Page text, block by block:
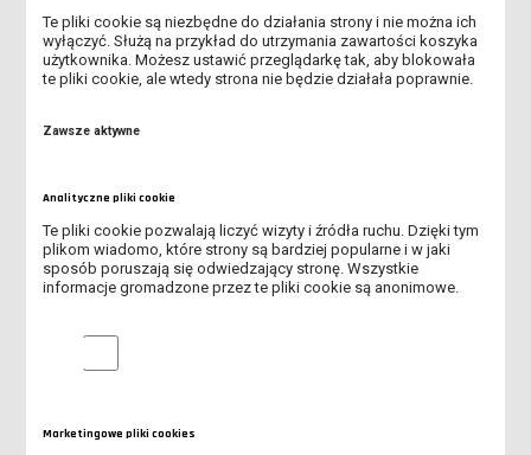
OSTATNIE DNI I NABORU NA STUDIA W ANS LESZNO!
V MIĘDZYNARODOWA KONFERENCJA "PEDAGOGIKA DZIECKA.
ABSOLUTORIA 2026 - KOLEJNY ROCZNIK ABSOLWENTÓW ANS
LESZNO ODEBRAŁ DYPLOMY
TECHNOLOGII ANS W LESZNIE
Te pliki cookie są niezbędne do działania strony i nie można ich
wyłączyć. Służą na przykład do utrzymania zawartości koszyka
użytkownika. Możesz ustawić przeglądarkę tak, aby blokowała
te pliki cookie, ale wtedy strona nie będzie działała poprawnie.
Zawsze aktywne
Analityczne pliki cookie
Te pliki cookie pozwalają liczyć wizyty i źródła ruchu. Dzięki tym
plikom wiadomo, które strony są bardziej popularne i w jaki
sposób poruszają się odwiedzający stronę. Wszystkie
informacje gromadzone przez te pliki cookie są anonimowe.
Analityczne pliki cookie
Marketingowe pliki cookies